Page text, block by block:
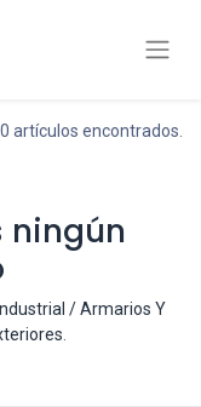
0 artículos encontrados.
ningún
/ Armarios Y